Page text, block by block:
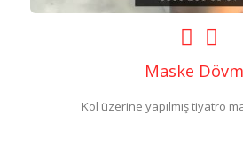
Maske
Kol üzerine yapılmış tiyatro